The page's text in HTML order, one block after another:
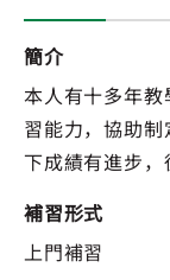
簡介
本人有十多年
習能力，協助
下成績有進步，
補習形式
上門補習